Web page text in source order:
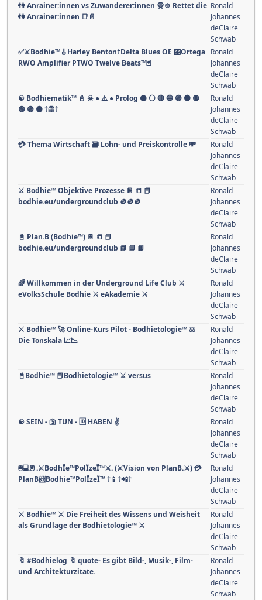
👫 Anrainer:innen vs Zuwanderer:innen 🧕👲 Rettet die
👫 Anrainer:innen 📑📄
Ronald
Johannes
deClaire
Schwab
✅⚔Bodhie™🎸Harley Benton†Delta Blues OE 🎛️Ortega
RWO Amplifier PTWO Twelve Beats™🃏
Ronald
Johannes
deClaire
Schwab
☯ Bodhiematik™ 📓 ☠ ● ⚠️ ● Prolog ⚫️ ⚪️ 🔴 🔵 🟣 ​​🟠​ 🟡​
🟢​ ​🟣 ​🟤​ †🦺†
Ronald
Johannes
deClaire
Schwab
💳 Thema Wirtschaft 🗃️ Lohn- und Preiskontrolle 💸
Ronald
Johannes
deClaire
Schwab
⚔ Bodhie™ Objektive Prozesse 📔 📒 📕
bodhie.eu/undergroundclub 🪙🪙🪙
Ronald
Johannes
deClaire
Schwab
📓 Plan.B (Bodhie™) 📔 📒 📕
bodhie.eu/undergroundclub 📗 📘 📙
Ronald
Johannes
deClaire
Schwab
🌈 Willkommen in der Underground Life Club ⚔
eVolksSchule Bodhie ⚔ eAkademie ⚔
Ronald
Johannes
deClaire
Schwab
⚔️ Bodhie™ 🚀 Online-Kurs Pilot - Bodhietologie™ ⚖️
Die Tonskala 📈📉
Ronald
Johannes
deClaire
Schwab
📓Bodhie™ 📕Bodhietologie™ ⚔ versus
Ronald
Johannes
deClaire
Schwab
☯️ SEIN - 🛐 TUN - 🆔 HABEN ✌
Ronald
Johannes
deClaire
Schwab
🖲️💻🖲️ .⚔BodhÏe™PolÏzeÏ™⚔. (⚔Vision von PlanB.⚔) 💳
PlanB📨Bodhie™PolÏzeÏ™ †📱†📲†
Ronald
Johannes
deClaire
Schwab
⚔ Bodhie™ ⚔ Die Freiheit des Wissens und Weisheit
als Grundlage der Bodhietologie™ ⚔
Ronald
Johannes
deClaire
Schwab
🔖 #Bodhielog 🔖 quote- Es gibt Bild-, Musik-, Film-
und Architekturzitate.
Ronald
Johannes
deClaire
Schwab